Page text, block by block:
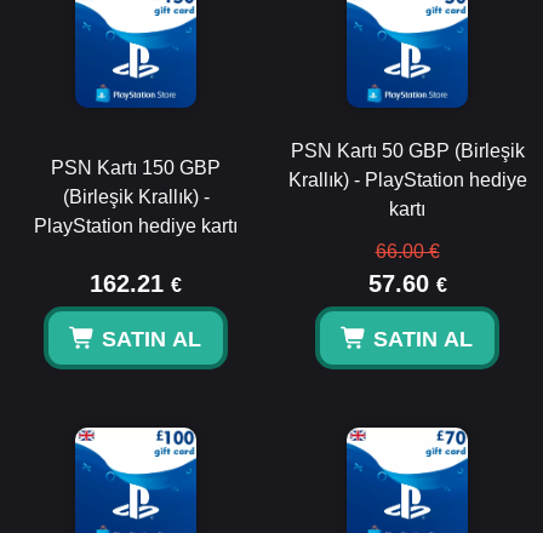
PSN Kartı 150 GBP
(Birleşik Krallık) -
PlayStation hediye kartı
162.21 €
SATIN AL
PSN Kartı 50 GBP (Birleşik
Krallık) - PlayStation hediye
kartı
66.00 €
57.60 €
SATIN AL